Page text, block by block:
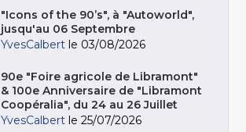
"Icons of the 90’s", à "Autoworld",
jusqu'au 06 Septembre
YvesCalbert le 03/08/2026
90e "Foire agricole de Libramont"
& 100e Anniversaire de "Libramont
Coopéralia", du 24 au 26 Juillet
YvesCalbert le 25/07/2026